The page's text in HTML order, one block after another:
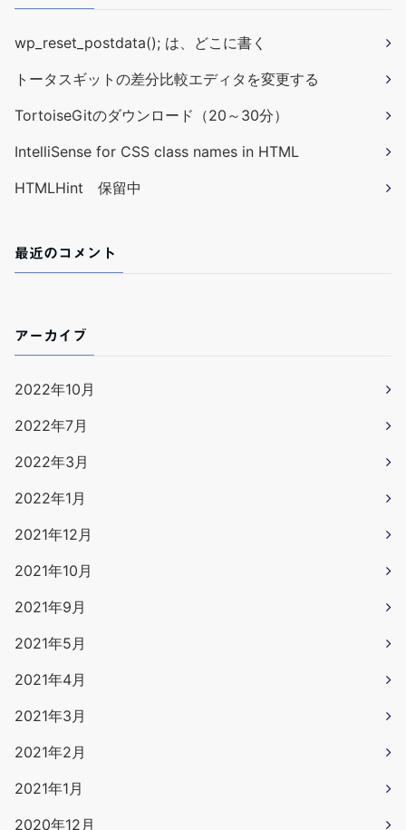
wp_reset_postdata(); は、どこに書く
トータスギットの差分比較エディタを変更する
TortoiseGitのダウンロード（20～30分）
IntelliSense for CSS class names in HTML
HTMLHint 保留中
最近のコメント
アーカイブ
2022年10月
2022年7月
2022年3月
2022年1月
2021年12月
2021年10月
2021年9月
2021年5月
2021年4月
2021年3月
2021年2月
2021年1月
2020年12月